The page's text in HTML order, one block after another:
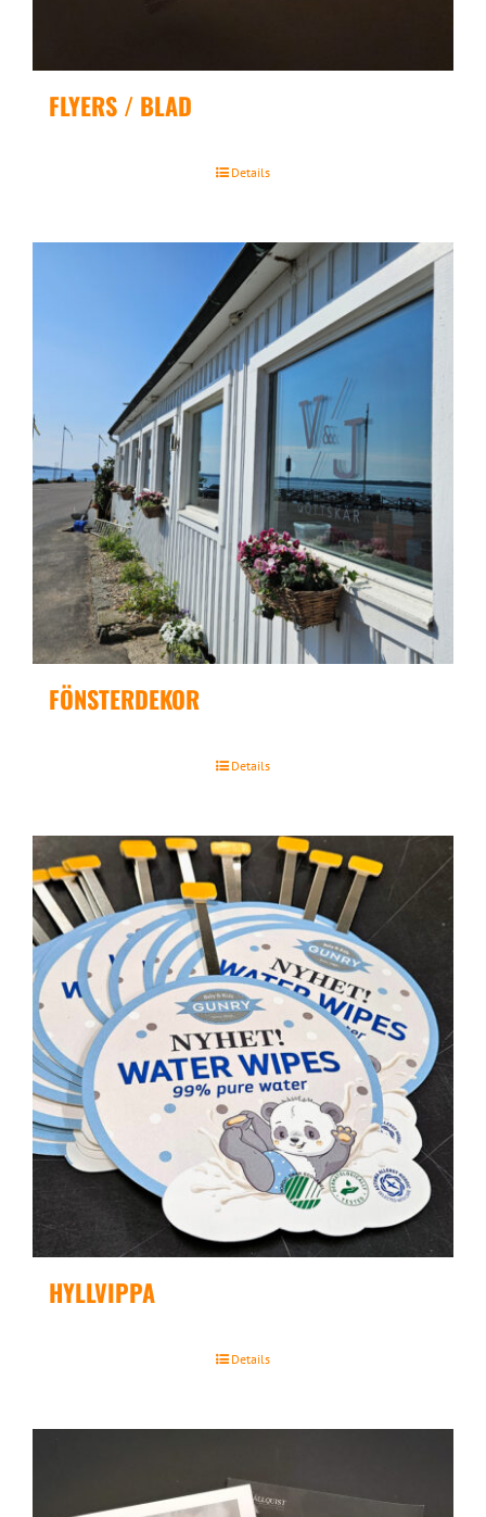
FLYERS / BLAD
Details
FÖNSTERDEKOR
Details
HYLLVIPPA
Details